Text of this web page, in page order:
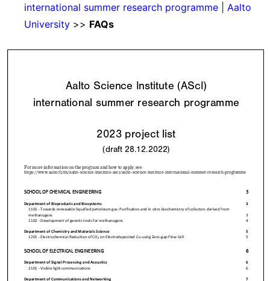
international summer research programme | Aalto
University >> FAQs